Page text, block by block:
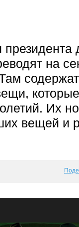
на
Их
вещей и